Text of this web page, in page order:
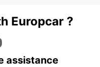
Europcar ?
assistance